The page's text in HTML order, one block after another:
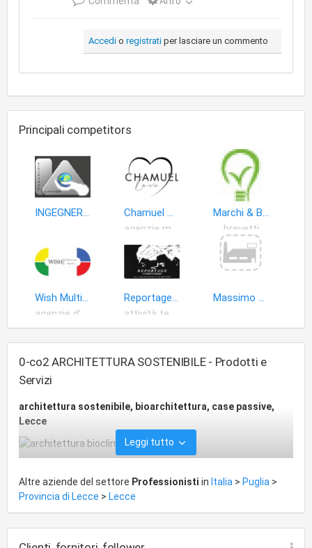
Accedi o registrati per lasciare un commento
Principali competitors
INGEGNERIA & AMBIENTE
Chamuel Agenzia Matrimoniale
Marchi & Brevetti d'Invenzione
brevetti
Wish Multiservice Agency
Reportage " I parrucchieri "
Massimo Tamborrino agente in attivita finanziaria PREXTA MEDIOLANUM
0-co2 ARCHITETTURA SOSTENIBILE - Prodotti e
Servizi
architettura sostenibile, bioarchitettura, case passive,
Lecce
Leggi tutto
Altre aziende del settore Professionisti in Italia > Puglia >
Provincia di Lecce > Lecce